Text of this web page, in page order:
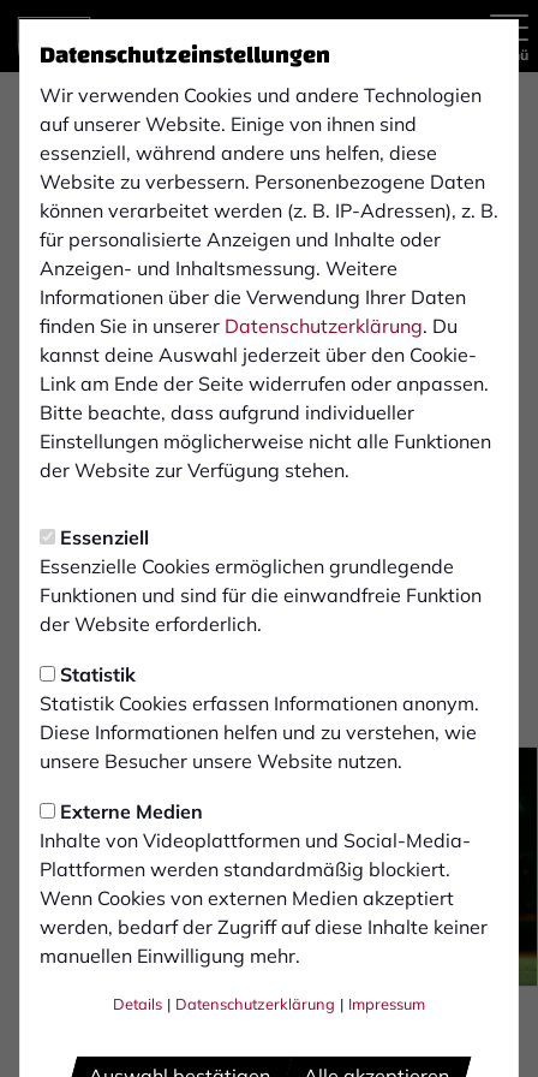
Datenschutzeinstellungen
Wir verwenden Cookies und andere Technologien
auf unserer Website. Einige von ihnen sind
essenziell, während andere uns helfen, diese
Website zu verbessern. Personenbezogene Daten
können verarbeitet werden (z. B. IP-Adressen), z. B.
für personalisierte Anzeigen und Inhalte oder
Anzeigen- und Inhaltsmessung. Weitere
Informationen über die Verwendung Ihrer Daten
finden Sie in unserer Datenschutzerklärung. Du
kannst deine Auswahl jederzeit über den Cookie-
Link am Ende der Seite widerrufen oder anpassen.
Bitte beachte, dass aufgrund individueller
Einstellungen möglicherweise nicht alle Funktionen
der Website zur Verfügung stehen.
Essenziell
Essenzielle Cookies ermöglichen grundlegende
Funktionen und sind für die einwandfreie Funktion
der Website erforderlich.
Statistik
Statistik Cookies erfassen Informationen anonym.
Diese Informationen helfen und zu verstehen, wie
unsere Besucher unsere Website nutzen.
Externe Medien
Inhalte von Videoplattformen und Social-Media-
Plattformen werden standardmäßig blockiert.
Wenn Cookies von externen Medien akzeptiert
werden, bedarf der Zugriff auf diese Inhalte keiner
manuellen Einwilligung mehr.
Details | Datenschutzerklärung | Impressum
Menü
Regionalliga West , 8. Spieltag
Fortuna Köln 1:1
(0:1) 1. FC Bocholt 1900 e. V.
1. Mannschaft
Übersicht Liveticker Aufstellung
Infos zum Spiel
Schiedsrichter:
Nils Hasse
Assistent 1:
Lars Bramkamp
Henry Schröder
Fotostrecke